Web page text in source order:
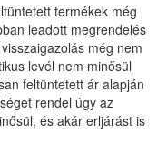
termékek még
leadott megrendelés
még nem
levél nem minősül
feltüntetett ár alapján
rendel úgy az
és akár erljárást is